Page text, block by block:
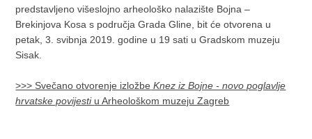
predstavljeno višeslojno arheološko nalazište Bojna –
Brekinjova Kosa s područja Grada Gline, bit će otvorena u
petak, 3. svibnja 2019. godine u 19 sati u Gradskom muzeju
Sisak.
>>> Svečano otvorenje izložbe Knez iz Bojne - novo poglavlje
hrvatske povijesti u Arheološkom muzeju Zagreb